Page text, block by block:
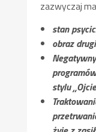
zazwyczaj
stan
obraz
stylu